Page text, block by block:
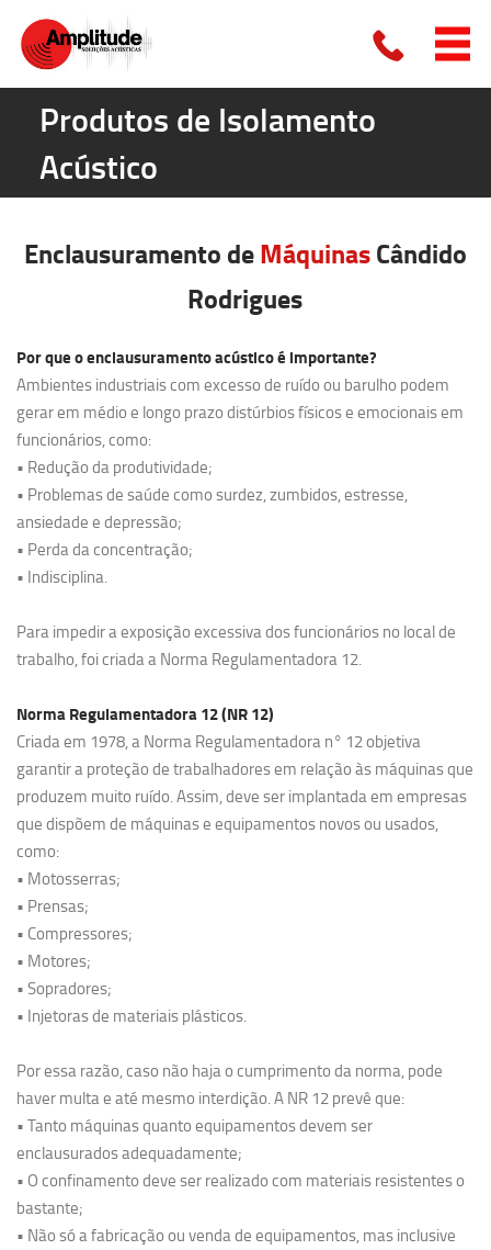
Produtos de Isolamento
Acústico
Enclausuramento deMáquinasCândido
Rodrigues
Por que o enclausuramento acústico é importante?
Ambientes industriais com excesso de ruído ou barulho podem
gerar em médio e longo prazo distúrbios físicos e emocionais em
funcionários, como:
• Redução da produtividade;
• Problemas de saúde como surdez, zumbidos, estresse,
ansiedade e depressão;
• Perda da concentração;
• Indisciplina.
Para impedir a exposição excessiva dos funcionários no local de
trabalho, foi criada a Norma Regulamentadora 12.
Norma Regulamentadora 12 (NR 12)
Criada em 1978, a Norma Regulamentadora n° 12 objetiva
garantir a proteção de trabalhadores em relação às máquinas que
produzem muito ruído. Assim, deve ser implantada em empresas
que dispõem de máquinas e equipamentos novos ou usados,
como:
• Motosserras;
• Prensas;
• Compressores;
• Motores;
• Sopradores;
• Injetoras de materiais plásticos.
Por essa razão, caso não haja o cumprimento da norma, pode
haver multa e até mesmo interdição. A NR 12 prevê que:
• Tanto máquinas quanto equipamentos devem ser
enclausurados adequadamente;
• O confinamento deve ser realizado com materiais resistentes o
bastante;
• Não só a fabricação ou venda de equipamentos, mas inclusive